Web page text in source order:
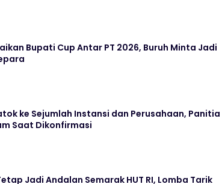
Bupati Cup Antar PT 2026, Buruh Minta Jadi
ke Sejumlah Instansi dan Perusahaan, Panitia
Saat Dikonfirmasi
Jadi Andalan Semarak HUT RI, Lomba Tarik